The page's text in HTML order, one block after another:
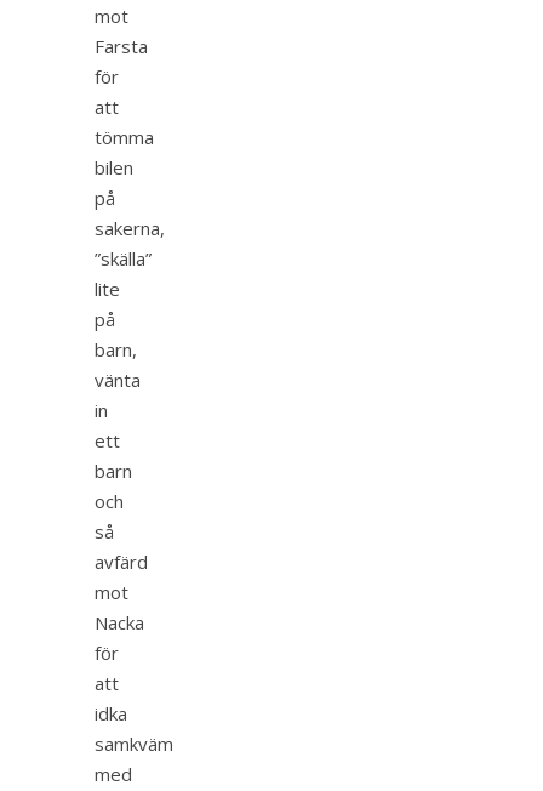
mot
Farsta
för
att
tömma
bilen
på
sakerna,
”skälla”
lite
på
barn,
vänta
in
ett
barn
och
så
avfärd
mot
Nacka
för
att
idka
samkväm
med